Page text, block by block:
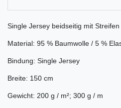
Single Jersey beidseitig mit
Material: 95 % Baumwolle / 5 %
Bindung: Single Jersey
Breite: 150 cm
Gewicht: 200 g / m²; 300 g / m